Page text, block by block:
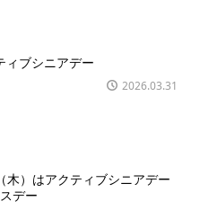
ィブシニアデー
2026.03.31
木）はアクティブシニアデー
デー